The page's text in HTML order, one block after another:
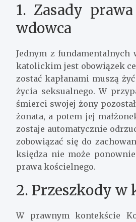
1. Zasady
wdowca
Jednym z fundamentalnych
katolickim jest obowiązek
zostać kapłanami muszą
życia seksualnego. W
śmierci swojej żony
żonata, a potem jej
zostaje automatycznie
zobowiązać się do
księdza nie może
prawa kościelnego.
2. Przeszkody w
W prawnym kontekście